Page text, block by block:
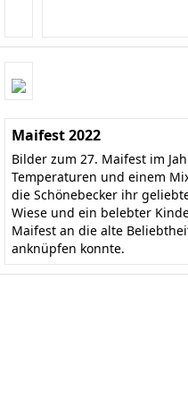
Maifest 2022
Bilder zum 27. Maifest im
Temperaturen und einem
die Schönebecker ihr
Wiese und ein belebter
Maifest an die alte
anknüpfen konnte.